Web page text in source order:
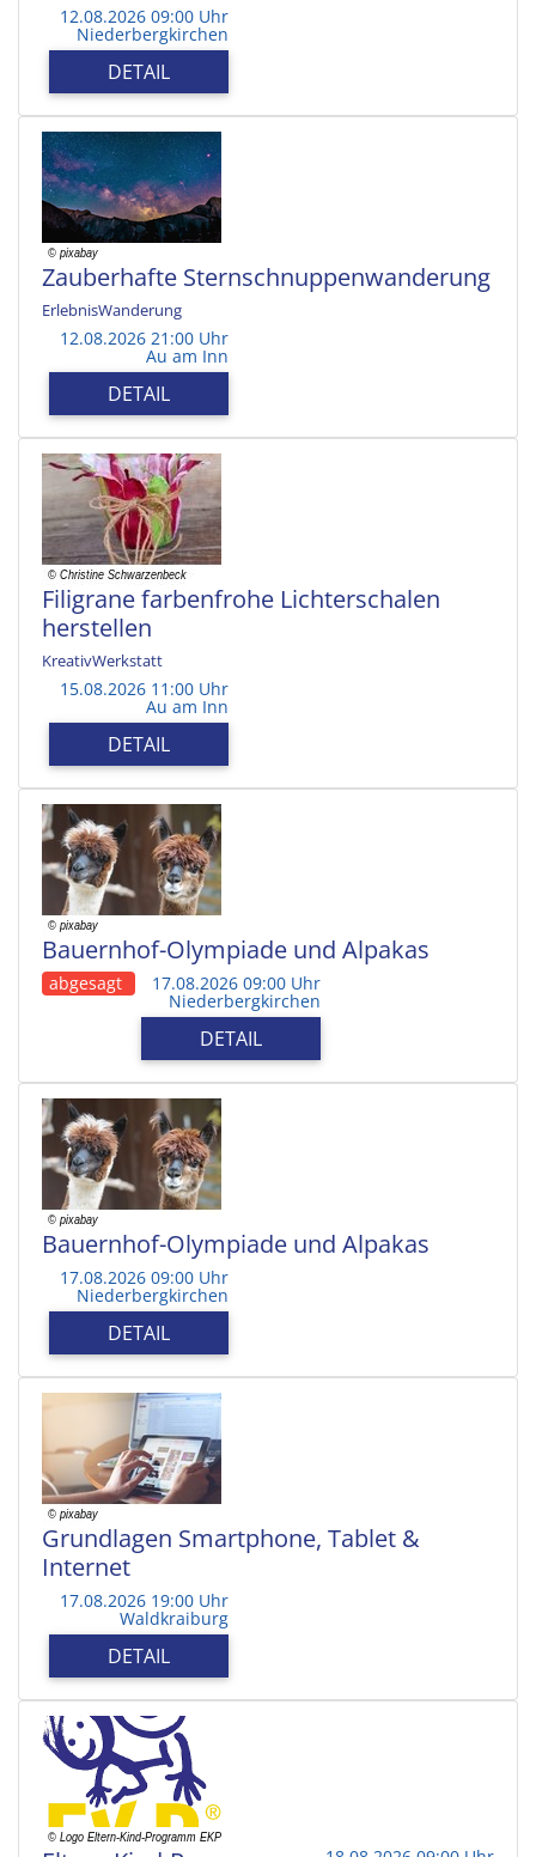
12.08.2026 09:00 Uhr
Niederbergkirchen
DETAIL
Zauberhafte Sternschnuppenwanderung
ErlebnisWanderung
12.08.2026 21:00 Uhr
Au am Inn
DETAIL
Filigrane farbenfrohe Lichterschalen
herstellen
KreativWerkstatt
15.08.2026 11:00 Uhr
Au am Inn
DETAIL
Bauernhof-Olympiade und Alpakas
abgesagt 17.08.2026 09:00 Uhr
Niederbergkirchen
DETAIL
Bauernhof-Olympiade und Alpakas
17.08.2026 09:00 Uhr
Niederbergkirchen
DETAIL
Grundlagen Smartphone, Tablet &
Internet
17.08.2026 19:00 Uhr
Waldkraiburg
DETAIL